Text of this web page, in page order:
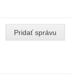
Pridať správu